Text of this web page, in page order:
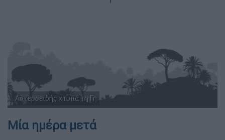
Αστεροειδής χτυπά τη Γη
Μία ημέρα μετά